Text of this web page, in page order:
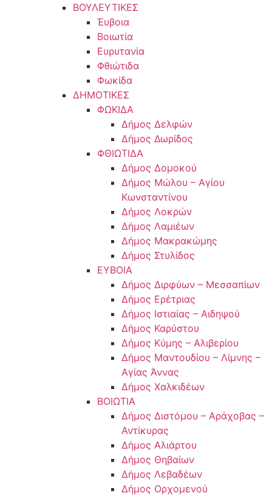
ΒΟΥΛΕΥΤΙΚΕΣ
Έυβοια
Βοιωτία
Ευρυτανία
Φθιώτιδα
Φωκίδα
ΔΗΜΟΤΙΚΕΣ
ΦΩΚΙΔΑ
Δήμος Δελφών
Δήμος Δωρίδος
ΦΘΙΩΤΙΔΑ
Δήμος Δομοκού
Δήμος Μώλου – Αγίου
Κωνσταντίνου
Δήμος Λοκρών
Δήμος Λαμιέων
Δήμος Μακρακώμης
Δήμος Στυλίδος
ΕΥΒΟΙΑ
Δήμος Διρφύων – Μεσσαπίων
Δήμος Ερέτριας
Δήμος Ιστιαίας – Αιδηψού
Δήμος Καρύστου
Δήμος Κύμης – Αλιβερίου
Δήμος Μαντουδίου – Λίμνης –
Αγίας Άννας
Δήμος Χαλκιδέων
ΒΟΙΩΤΙΑ
Δήμος Διστόμου – Αράχοβας –
Αντίκυρας
Δήμος Αλιάρτου
Δήμος Θηβαίων
Δήμος Λεβαδέων
Δήμος Ορχομενού